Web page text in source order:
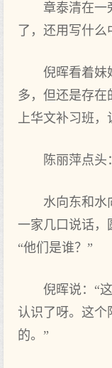
章泰清在一
了，还用写什么
倪晖看着妹
多，但还是存在
上华文补习班，
陈丽萍点头
水向东和水
一家几口说话，
“他们是谁？”
倪晖说：“
认识了呀。这个
的。”